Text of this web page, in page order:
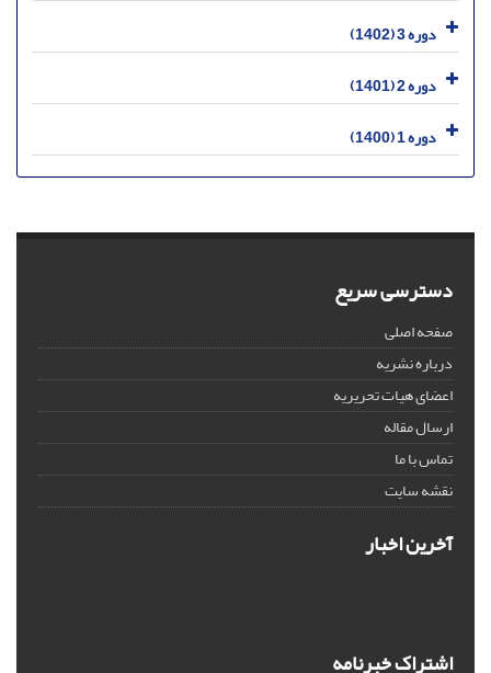
دوره 3 (1402)
دوره 2 (1401)
دوره 1 (1400)
دسترسی سریع
صفحه اصلی
درباره نشریه
اعضای هیات تحریریه
ارسال مقاله
تماس با ما
نقشه سایت
آخرین اخبار
اشتراک خبرنامه